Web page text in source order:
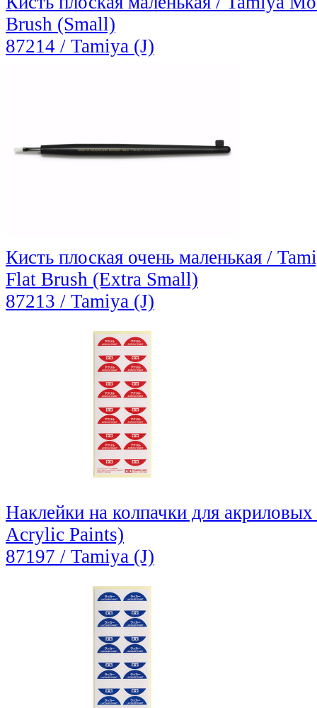
Brush (Small)
87214 / Tamiya (J)
Кисть плоская очень маленькая /
Flat Brush (Extra Small)
87213 / Tamiya (J)
Наклейки на колпачки для
Acrylic Paints)
87197 / Tamiya (J)